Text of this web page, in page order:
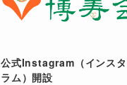
公式Instagram（インス
ラム）開設